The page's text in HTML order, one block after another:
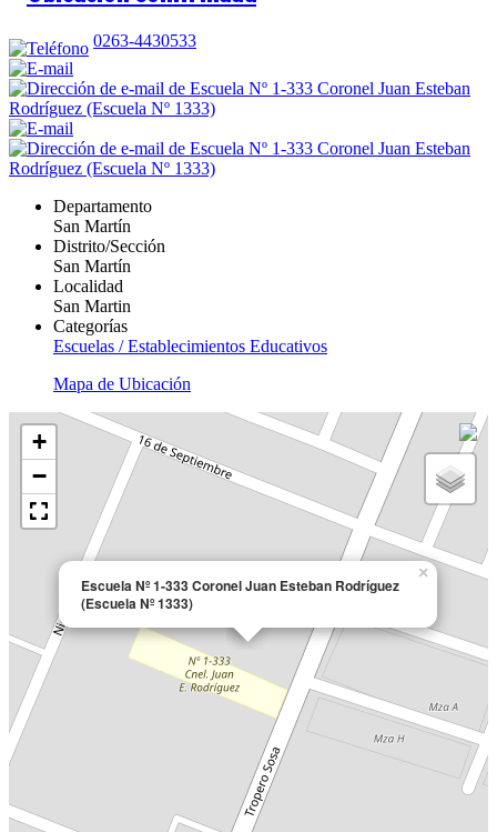
0263-4430533
Departamento
San Martín
Distrito/Sección
San Martín
Localidad
San Martin
Categorías
Escuelas / Establecimientos Educativos
Mapa de Ubicación
Escuela Nº 1-333 Coronel Juan Esteban Rodríguez
(Escuela Nº 1333)
×
+
−